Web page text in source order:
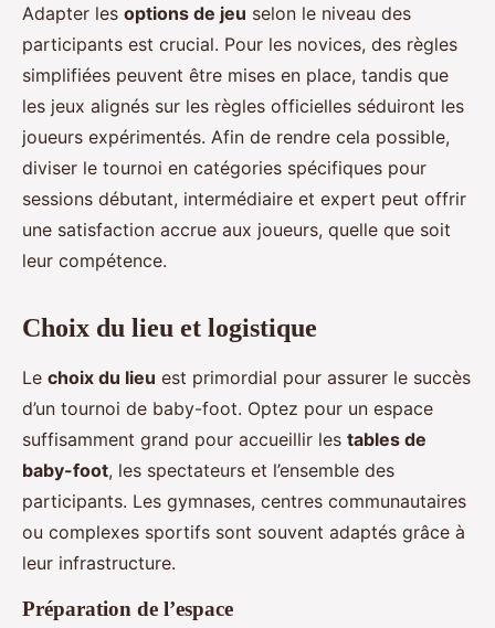
Adapter les options de jeu selon le niveau des
participants est crucial. Pour les novices, des règles
simplifiées peuvent être mises en place, tandis que
les jeux alignés sur les règles officielles séduiront les
joueurs expérimentés. Afin de rendre cela possible,
diviser le tournoi en catégories spécifiques pour
sessions débutant, intermédiaire et expert peut offrir
une satisfaction accrue aux joueurs, quelle que soit
leur compétence.
Choix du lieu et logistique
Le choix du lieu est primordial pour assurer le succès
d’un tournoi de baby-foot. Optez pour un espace
suffisamment grand pour accueillir les tables de
baby-foot, les spectateurs et l’ensemble des
participants. Les gymnases, centres communautaires
ou complexes sportifs sont souvent adaptés grâce à
leur infrastructure.
Préparation de l’espace